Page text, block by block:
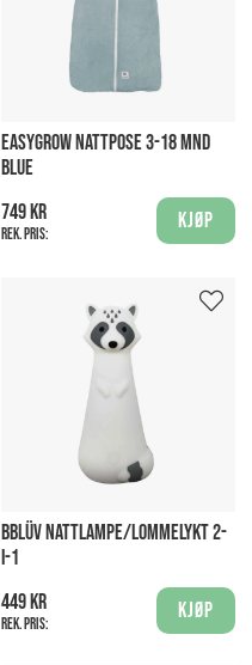
EASYGROW NATTPOSE 3-18 MND
BLUE
749 kr
Rek. pris:
Kjøp
BBLÜV NATTLAMPE/LOMMELYKT 2-
I-1
449 kr
Rek. pris:
Kjøp